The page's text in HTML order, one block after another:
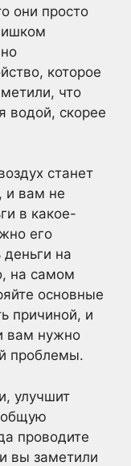
они просто
которое
что
водой, скорее
станет
и вам не
в какое-
его
на
на самом
основные
причиной, и
вам нужно
проблемы.
улучшит
общую
проводите
вы заметили